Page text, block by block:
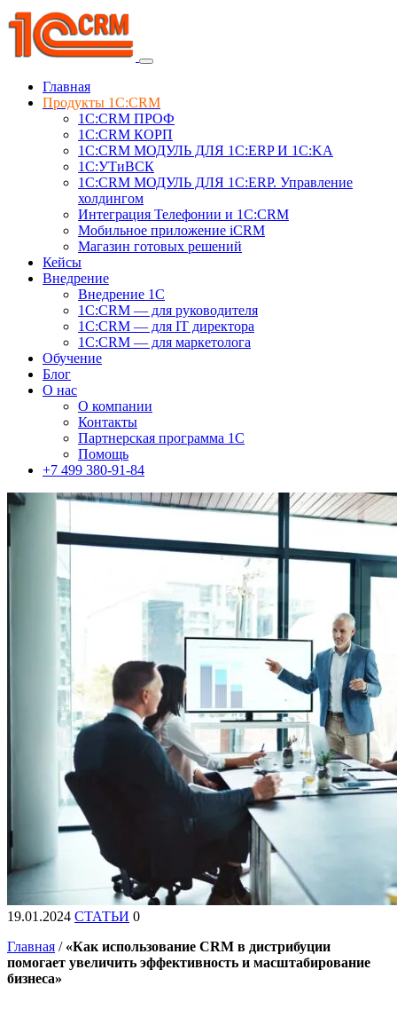
Главная
Продукты 1C:CRM
1С:CRM ПРОФ
1С:CRM КОРП
1С:CRM МОДУЛЬ ДЛЯ 1C:ERP И 1C:KA
1C:УТиВСК
1С:CRM МОДУЛЬ ДЛЯ 1C:ERP. Управление
холдингом
Интеграция Телефонии и 1C:CRM
Мобильное приложение iCRM
Магазин готовых решений
Кейсы
Внедрение
Внедрение 1C
1С:CRM — для руководителя
1С:CRM — для IT директора
1С:CRM — для маркетолога
Обучение
Блог
О нас
О компании
Контакты
Партнерская программа 1С
Помощь
+7 499 380-91-84
19.01.2024 СТАТЬИ 0
Главная / «Как использование CRM в дистрибуции
помогает увеличить эффективность и масштабирование
бизнеса»